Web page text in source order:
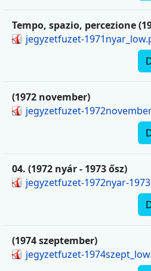
Tempo, spazio, percezione
jegyzetfuzet-
(1972 november)
jegyzetfuzet-
04. (1972 nyár - 1973 ősz)
jegyzetfuzet-1972nyar-
(1974 szeptember)
jegyzetfuzet-